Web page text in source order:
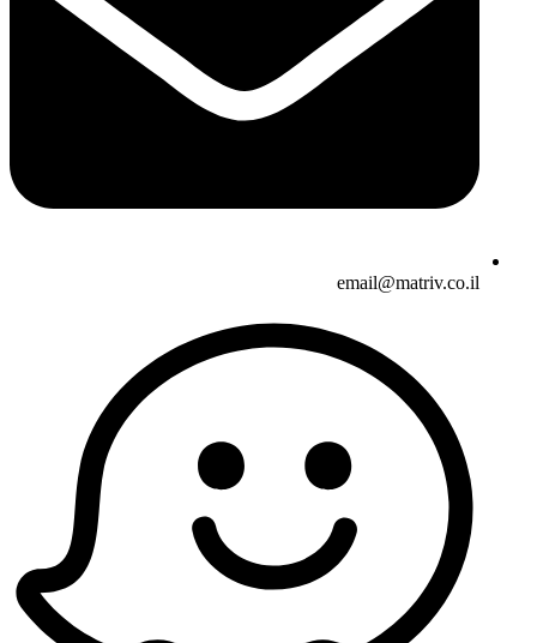
email@matriv.co.il